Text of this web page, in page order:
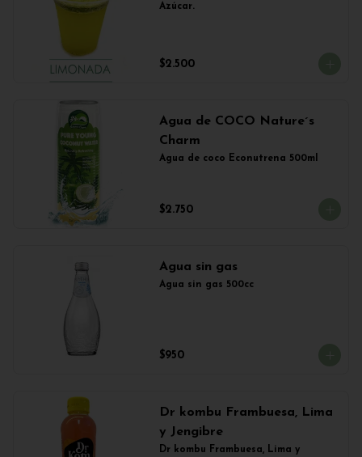
Azúcar.
$2.500
Agua de COCO Nature´s
Charm
Agua de coco Econutrena 500ml
$2.750
Agua sin gas
Agua sin gas 500cc
$950
Dr kombu Frambuesa, Lima
y Jengibre
Dr kombu Frambuesa, Lima y